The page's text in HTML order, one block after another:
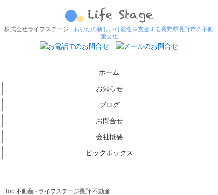
株式会社ライフステージ
あなたの新しい可能性を支援する長野県長野市の不動
産会社
ホーム
お知らせ
ブログ
お問合せ
会社概要
ビックボックス
Top 不動産 - ライフステージ長野 不動産